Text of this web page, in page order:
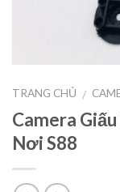
TRANG CHỦ /
Camera
Nơi S88